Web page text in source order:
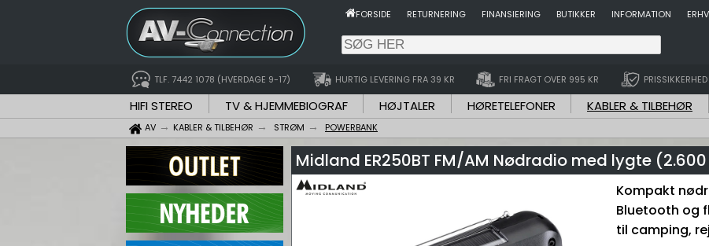
FORSIDE RETURNERING FINANSIERING BUTIKKER INFORMATION
TLF. 7442 1078 (HVERDAGE 9-17) HURTIG LEVERING FRA 39 KR FRI FRAGT OVER 995 KR PRISSIKKERHED
HIFI STEREO TV & HJEMMEBIOGRAF HØJTALER HØRETELEFONER KABLER & TILBEHØR
AV KABLER & TILBEHØR STRØM POWERBANK
Midland ER250BT FM/AM Nødradio med lygte
Kompakt
Bluetooth og
til camping,